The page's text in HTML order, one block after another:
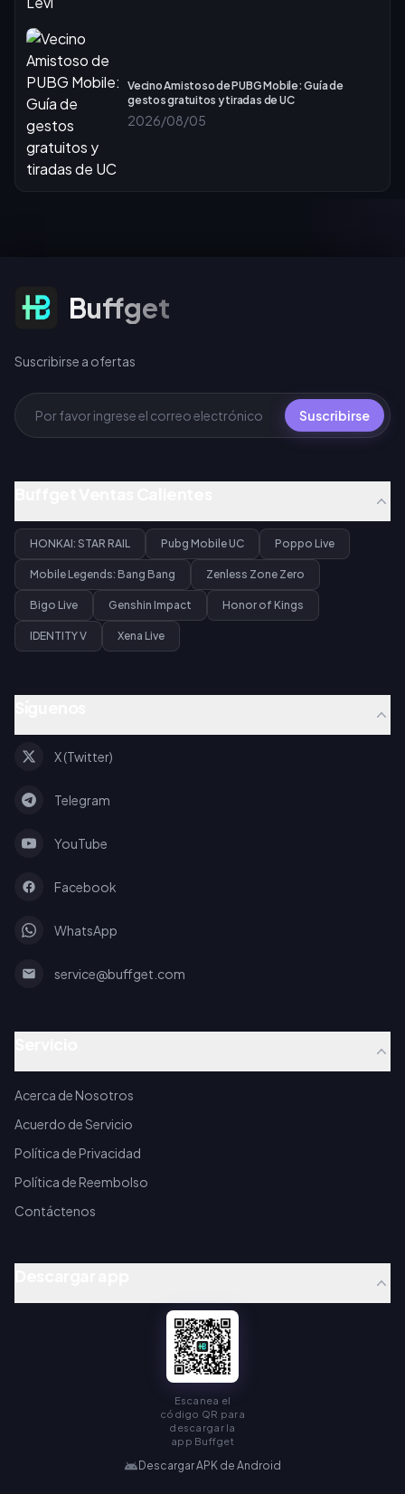
Vecino Amistoso de PUBG Mobile: Guía de
gestos gratuitos y tiradas de UC
2026/08/05
Suscribirse a ofertas
Buffget
Suscribirse a ofertas
Suscribirse
HONKAI: STAR RAIL Pubg Mobile UC Poppo Live
Mobile Legends: Bang Bang Zenless Zone Zero
Bigo Live Genshin Impact Honor of Kings
IDENTITY V Xena Live
X (Twitter)
Telegram
YouTube
Facebook
WhatsApp
service@buffget.com
Acerca de Nosotros
Acuerdo de Servicio
Política de Privacidad
Política de Reembolso
Contáctenos
Escanea el
código QR para
descargar la
app Buffget
Descargar APK de Android